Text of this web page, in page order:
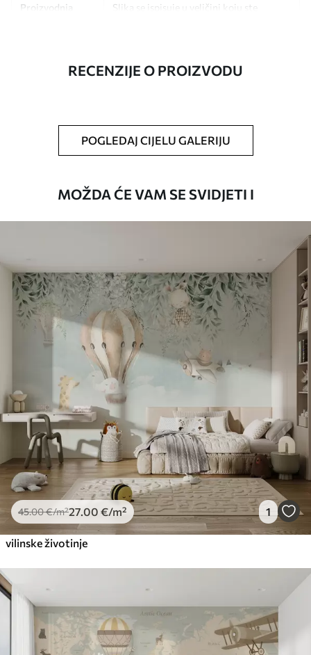
Proizvodnja
Slika se ispisuje u veličini koju ste
Možete dodati premaz od laka i/ili ljepilo
spužvom. Lakirane tapete mogu se čistiti
vodom.
Način primjene Besprijekorna primjena
Standard
45.0027 .00€/m²
Premium
.67 € /m²
Premium vinil
66 .67 40.00€/m²
Peel and Stick
81 .6749.00€/m²
RECENZIJE O PROIZVODU
POGLEDAJ CIJELU GALERIJU
MOŽDA ĆE VAM SE SVIDJETI I
45.00€/m²27 .00 €/m² 1
vilinske životinje